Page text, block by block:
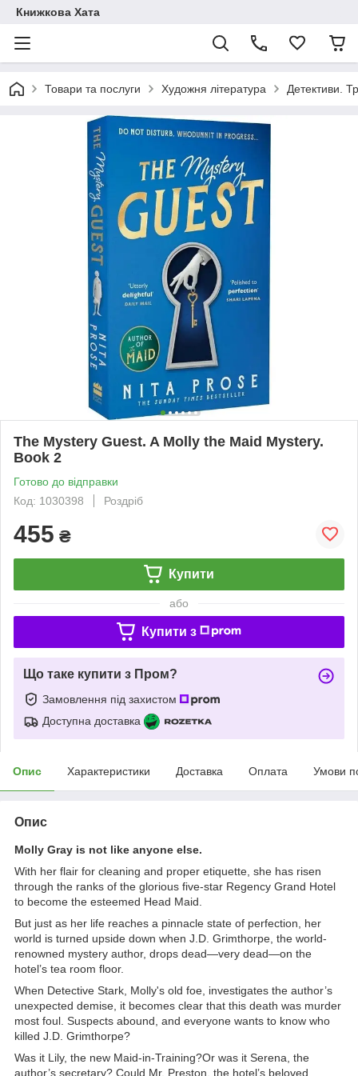
Книжкова Хата
Товари та послуги Художня література Детективи.
The Mystery Guest. A Molly the Maid Mystery.
Book 2
Готово до відправки
Код: 1030398
Роздріб
455 ₴
Купити
або
Купити з
Що таке купити з Пром?
Замовлення під захистом
Доступна доставка
Опис Характеристики Доставка Оплата Умови
Опис
Molly Gray is not like anyone else.
With her flair for cleaning and proper etiquette, she has risen
through the ranks of the glorious five-star Regency Grand Hotel
to become the esteemed Head Maid.
But just as her life reaches a pinnacle state of perfection, her
world is turned upside down when J.D. Grimthorpe, the world-
renowned mystery author, drops dead—very dead—on the
hotel’s tea room floor.
When Detective Stark, Molly's old foe, investigates the author’s
unexpected demise, it becomes clear that this death was murder
most foul. Suspects abound, and everyone wants to know who
killed J.D. Grimthorpe?
Was it Lily, the new Maid-in-Training?Or was it Serena, the
author’s secretary? Could Mr. Preston, the hotel’s beloved